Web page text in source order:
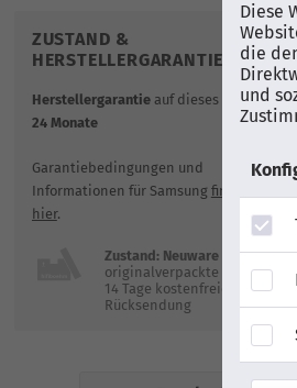
Diese
die
und
ZUSTAND &
HERSTELLERGARANTIE
Herstellergarantieauf dieses Produkt:
24 Monate
Garantiebedingungen und
Informationen für Samsung finden Sie
hier.
Zustand: Neuware
originalverpackte Neuware
14 Tage kostenfreie
Rücksendung